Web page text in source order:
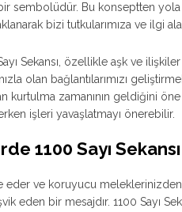
sembolüdür. Bu konseptten yola
bizi tutkularımıza ve ilgi
Sekansı, özellikle aşk ve
olan bağlantılarımızı
kurtulma zamanının geldiğini
işleri yavaşlatmayı önerebilir.
1100 Sayı Sekansı
eder ve koruyucu meleklerinizden
eden bir mesajdır. 1100 Sayı